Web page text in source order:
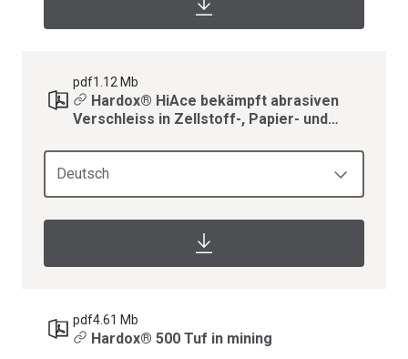
pdf1.12 Mb
Hardox® HiAce bekämpft abrasiven
Verschleiss in Zellstoff-, Papier- und
Deutsch
pdf4.61 Mb
Hardox® 500 Tuf in mining